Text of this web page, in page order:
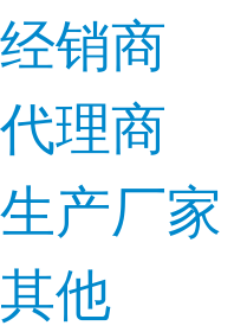
经销商
代理商
生产厂家
其他